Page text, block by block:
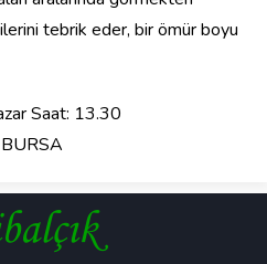
tebrik eder, bir ömür boyu
Saat: 13.30